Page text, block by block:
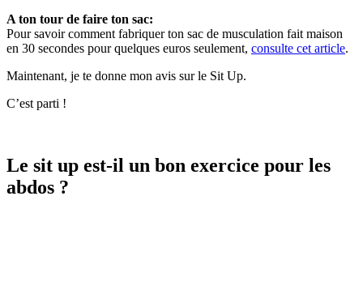
A ton tour de faire ton sac:
Pour savoir comment fabriquer ton sac de musculation fait maison
en 30 secondes pour quelques euros seulement, consulte cet article.
Maintenant, je te donne mon avis sur le Sit Up.
C’est parti !
Le sit up est-il un bon exercice pour les
abdos ?